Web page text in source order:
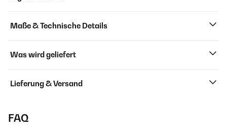
Maße & Technische Details
Was wird geliefert
Lieferung & Versand
FAQ